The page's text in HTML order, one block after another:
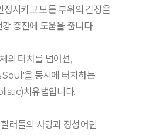
정시키고 모든 부위의 긴장을
증진에 도움을 줍니다.
의 터치를 넘어선,
을 동시에 터치하는
치유법입니다.
러들의 사랑과 정성어린